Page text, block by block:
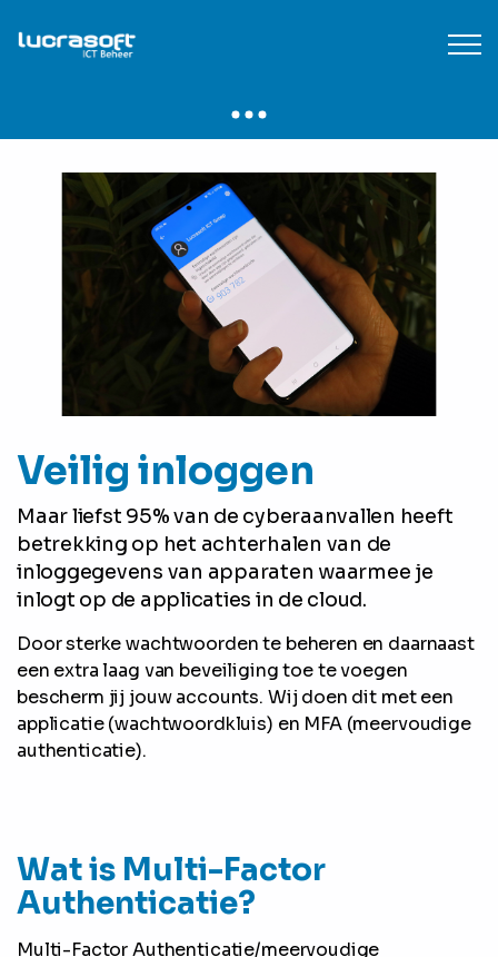
Veilig inloggen
Maar liefst 95% van de cyberaanvallen heeft
betrekking op het achterhalen van de
inloggegevens van apparaten waarmee je
inlogt op de applicaties in de cloud.
Door sterke wachtwoorden te beheren en daarnaast
een extra laag van beveiliging toe te voegen
bescherm jij jouw accounts. Wij doen dit met een
applicatie (wachtwoordkluis) en MFA (meervoudige
authenticatie).
Wat is Multi-Factor
Authenticatie?
Multi-Factor Authenticatie/meervoudige